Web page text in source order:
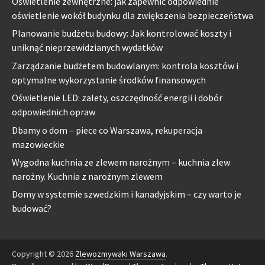
oświetlenie wokół budynku dla zwiększenia bezpieczeństwa
Planowanie budżetu budowy: Jak kontrolować koszty i
uniknąć nieprzewidzianych wydatków
Zarządzanie budżetem budowlanym: kontrola kosztów i
optymalne wykorzystanie środków finansowych
Oświetlenie LED: zalety, oszczędność energii i dobór
odpowiednich opraw
Dbamy o dom – piece co Warszawa, rekuperacja
mazowieckie
Wygodna kuchnia ze zlewem narożnym – kuchnia zlew
narożny. Kuchnia z narożnym zlewem
Domy w systemie szwedzkim i kanadyjskim – czy warto je
budować?
Copyright © 2026 Zlewozmywaki Warszawa.